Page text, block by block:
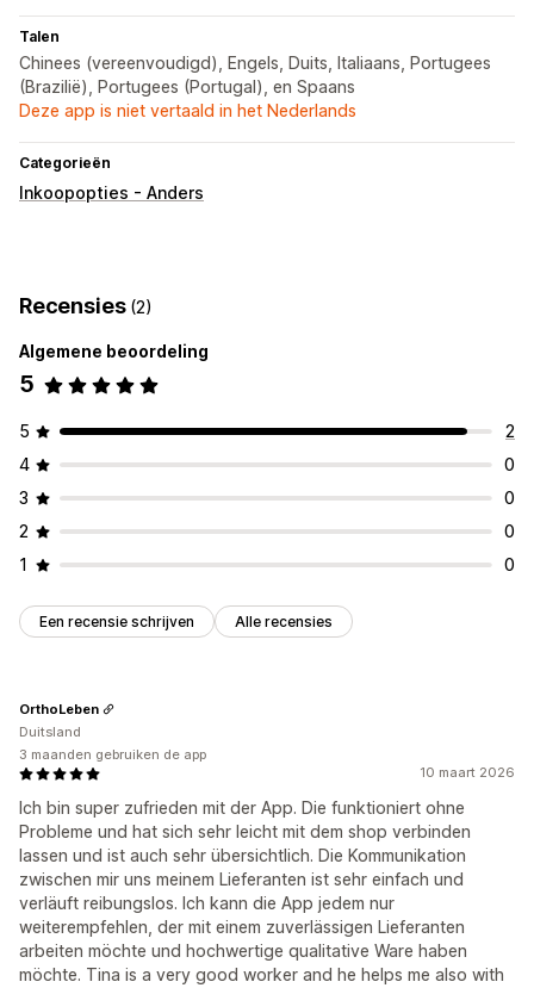
Talen
Chinees (vereenvoudigd), Engels, Duits, Italiaans, Portugees
(Brazilië), Portugees (Portugal), en Spaans
Deze app is niet vertaald in het Nederlands
Categorieën
Inkoopopties - Anders
Recensies (2)
Algemene beoordeling
5
5
2
4
0
3
0
2
0
1
0
Een recensie schrijven Alle recensies
10 maart 2026
Ich bin super zufrieden mit der App. Die funktioniert ohne
Probleme und hat sich sehr leicht mit dem shop verbinden
lassen und ist auch sehr übersichtlich. Die Kommunikation
zwischen mir uns meinem Lieferanten ist sehr einfach und
verläuft reibungslos. Ich kann die App jedem nur
weiterempfehlen, der mit einem zuverlässigen Lieferanten
arbeiten möchte und hochwertige qualitative Ware haben
möchte. Tina is a very good worker and he helps me also with
OrthoLeben
Duitsland
3 maanden gebruiken de app